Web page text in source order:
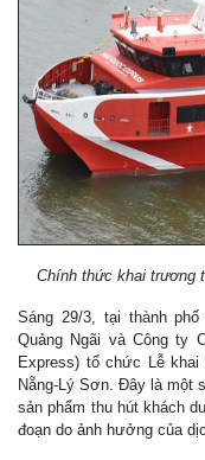
Chính thức khai trương
Sáng 29/3, tại thành
Quảng Ngãi và Công ty
Express) tổ chức Lễ
Nẵng-Lý Sơn. Đây là một
sản phẩm thu hút khách
đoạn do ảnh hưởng của